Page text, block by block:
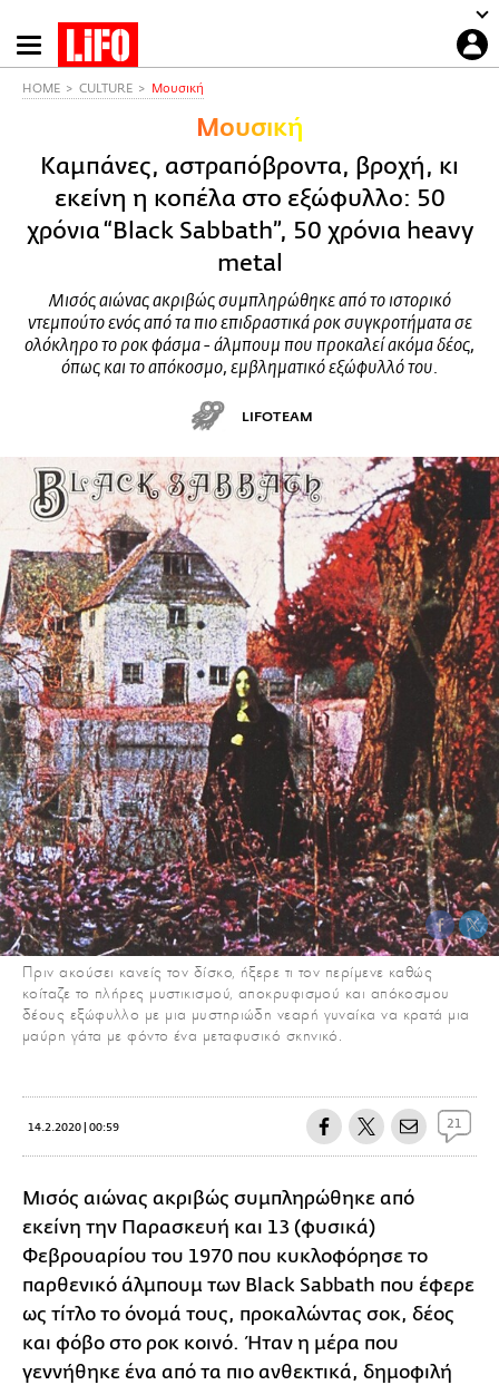
Παράκαμψη
προς
HOME CULTURE Μουσική
Μουσική
Καμπάνες, αστραπόβροντα, βροχή, κι
εκείνη η κοπέλα στο εξώφυλλο: 50
χρόνια “Black Sabbath”, 50 χρόνια heavy
metal
Μισός αιώνας ακριβώς συμπληρώθηκε από το ιστορικό
ντεμπούτο ενός από τα πιο επιδραστικά ροκ συγκροτήματα σε
ολόκληρο το ροκ φάσμα - άλμπουμ που προκαλεί ακόμα δέος,
όπως και το απόκοσμο, εμβληματικό εξώφυλλό του.
LIFOTEAM
Πριν ακούσει κανείς τον δίσκο, ήξερε τι τον περίμενε καθώς
κοίταζε το πλήρες μυστικισμού, αποκρυφισμού και απόκοσμου
δέους εξώφυλλο με μια μυστηριώδη νεαρή γυναίκα να κρατά μια
μαύρη γάτα με φόντο ένα μεταφυσικό σκηνικό.
14.2.2020 | 00:59 21
Μισός αιώνας ακριβώς συμπληρώθηκε από
εκείνη την Παρασκευή και 13 (φυσικά)
Φεβρουαρίου του 1970 που κυκλοφόρησε το
παρθενικό άλμπουμ των Black Sabbath που έφερε
ως τίτλο το όνομά τους, προκαλώντας σοκ, δέος
και φόβο στο ροκ κοινό. Ήταν η μέρα που
γεννήθηκε ένα από τα πιο ανθεκτικά, δημοφιλή